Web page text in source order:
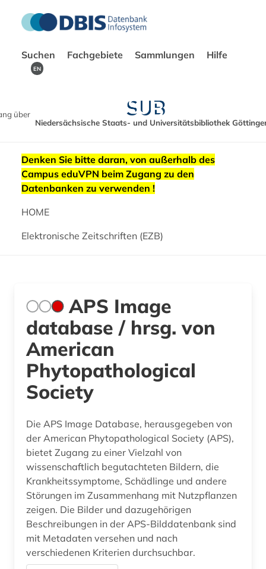
Suchen Fachgebiete Sammlungen Hilfe
EN
über
Niedersächsische Staats- und Universitätsbibliothek
Denken Sie bitte daran, von außerhalb des
Campus eduVPN beim Zugang zu den
Datenbanken zu verwenden !
HOME
Elektronische Zeitschriften (EZB)
APS Image
database / hrsg. von
American
Phytopathological
Society
Die APS Image Database, herausgegeben von
der American Phytopathological Society (APS),
bietet Zugang zu einer Vielzahl von
wissenschaftlich begutachteten Bildern, die
Krankheitssymptome, Schädlinge und andere
Störungen im Zusammenhang mit Nutzpflanzen
zeigen. Die Bilder und dazugehörigen
Beschreibungen in der APS-Bilddatenbank sind
mit Metadaten versehen und nach
verschiedenen Kriterien durchsuchbar.